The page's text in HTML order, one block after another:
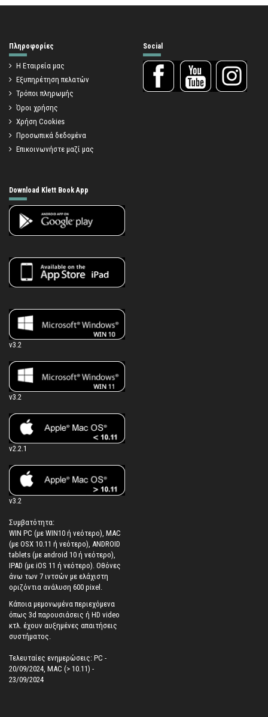
Πληροφορίες
Η Εταιρεία μας
Εξυπηρέτηση πελατών
Τρόποι πληρωμής
Όροι χρήσης
Χρήση Cookies
Προσωπικά δεδομένα
Επικοινωνήστε μαζί μας
Social
Download Klett Book App
v3.2
v3.2
v2.2.1
v3.2
Συμβατότητα:
WIN PC (με WIN10 ή νεότερο), MAC
(με OSX 10.11 ή νεότερο), ANDROID
tablets (με android 10 ή νεότερο),
IPAD (με iOS 11 ή νεότερο). Oθόνες
άνω των 7 ιντσών με ελάχιστη
οριζόντια ανάλυση 600 pixel.
Κάποια μεμονωμένα περιεχόμενα
όπως 3d παρουσιάσεις ή HD video
κτλ. έχουν αυξημένες απαιτήσεις
συστήματος.
Τελευταίες ενημερώσεις: PC -
20/09/2024, MAC (> 10.11) -
23/09/2024